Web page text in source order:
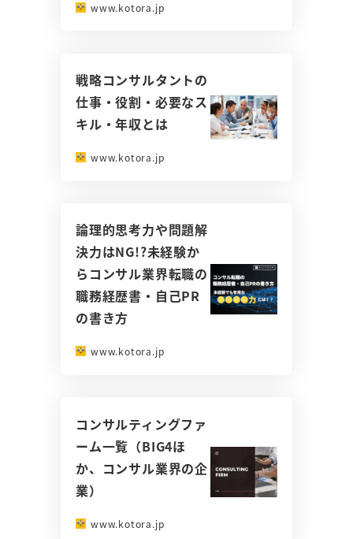
www.kotora.jp
戦略コンサルタントの
仕事・役割・必要なス
キル・年収とは
www.kotora.jp
論理的思考力や問題解
決力はNG!?未経験か
らコンサル業界転職の
職務経歴書・自己PR
の書き方
www.kotora.jp
コンサルティングファ
ーム一覧（BIG4ほ
か、コンサル業界の企
業）
www.kotora.jp